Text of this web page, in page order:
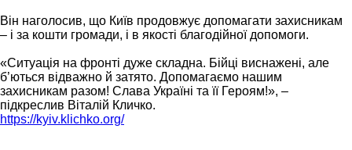
Він наголосив, що Київ продовжує допомагати захисникам
– і за кошти громади, і в якості благодійної допомоги.
«Ситуація на фронті дуже складна. Бійці виснажені, але
б’ються відважно й затято. Допомагаємо нашим
захисникам разом! Слава Україні та її Героям!», –
підкреслив Віталій Кличко.
https://kyiv.klichko.org/